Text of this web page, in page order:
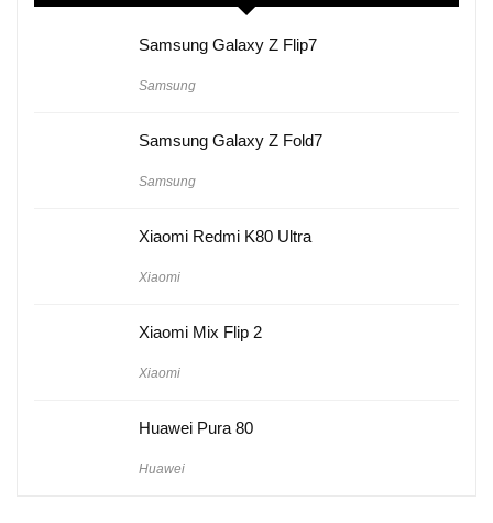
Samsung Galaxy Z Flip7
Samsung
Samsung Galaxy Z Fold7
Samsung
Xiaomi Redmi K80 Ultra
Xiaomi
Xiaomi Mix Flip 2
Xiaomi
Huawei Pura 80
Huawei